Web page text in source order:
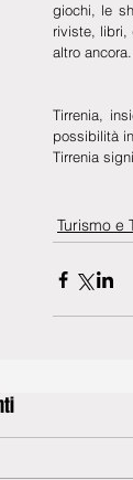
giochi, le
riviste, libri,
altro ancora.
Tirrenia,
possibilità
Tirrenia
Turismo e